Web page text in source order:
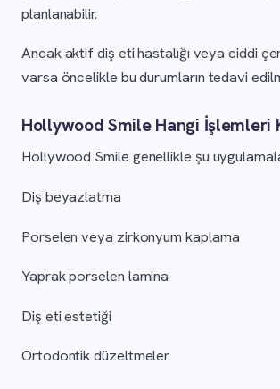
planlanabilir.
Ancak aktif diş eti hastalığı veya ciddi
varsa öncelikle bu durumların tedavi
Hollywood Smile Hangi İşlemleri
Hollywood Smile genellikle şu
Diş beyazlatma
Porselen veya zirkonyum kaplama
Yaprak porselen lamina
Diş eti estetiği
Ortodontik düzeltmeler